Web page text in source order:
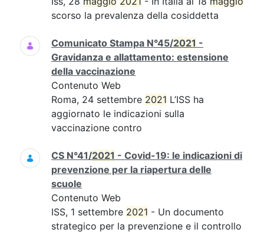
scorso la prevalenza della cosiddetta
Comunicato Stampa N°45/2021 -
Gravidanza e allattamento: estensione
della vaccinazione
Contenuto Web
Roma, 24 settembre 2021 L’ISS ha
aggiornato le indicazioni sulla
vaccinazione contro
CS N°41/2021 - Covid-19: le indicazioni di
prevenzione per la riapertura delle
scuole
Contenuto Web
ISS, 1 settembre 2021 - Un documento
strategico per la prevenzione e il controllo